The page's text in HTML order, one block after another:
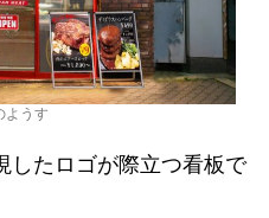
ようす
したロゴが際立つ看板で